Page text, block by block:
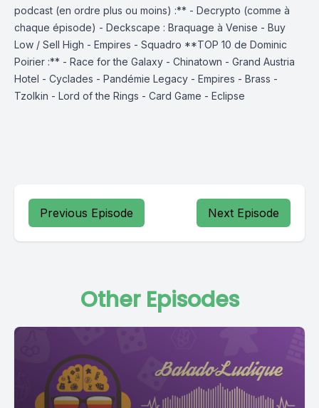
podcast (en ordre plus ou moins) :** - Decrypto (comme à
chaque épisode) - Deckscape : Braquage à Venise - Buy
Low / Sell High - Empires - Squadro **TOP 10 de Dominic
Poirier :** - Race for the Galaxy - Chinatown - Grand Austria
Hotel - Cyclades - Pandémie Legacy - Empires - Brass -
Tzolkin - Lord of the Rings - Card Game - Eclipse
Previous Episode Next Episode
Other Episodes